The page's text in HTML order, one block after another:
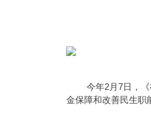
今年2月7日，《
金保障和改善民生职